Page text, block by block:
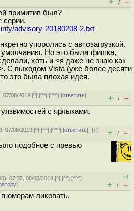
/
примитив был?
серии.
advisory-20180208-2.txt
упоролись с автозагрузкой.
умолчанию. Но это была фишка,
хоть и <я даже не знаю как
С выходом Vista (уже более десяти
это была плохая идея.
07/08/2019 [^] [^^] [^^^] [ответить]
+ / –
с ярлыками.
07/08/2019 [^] [^^] [^^^] [ответить][↓]
+ / –
подобное с превью
), 07:35, 08/08/2019 [^] [^^] [^^^]
]
+4
+ / –
ликовать.